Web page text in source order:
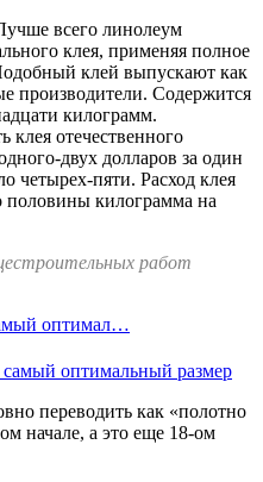
всего линолеум
клея, применяя полное
клей выпускают как
производители. Содержится
килограмм.
клея отечественного
двух долларов за один
четырех-пяти. Расход клея
половины килограмма на
работ
оптимал…
переводить как «полотно
начале, а это еще 18-ом